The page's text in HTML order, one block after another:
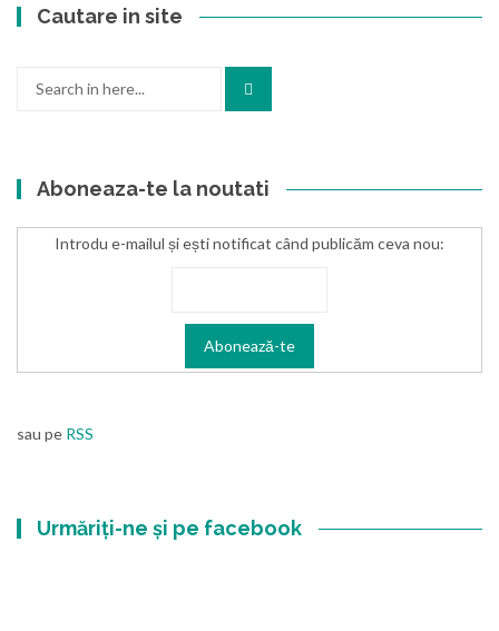
Cautare in site
Aboneaza-te la noutati
Introdu e-mailul și ești notificat când publicăm ceva nou:
sau pe RSS
Urmăriți-ne și pe facebook